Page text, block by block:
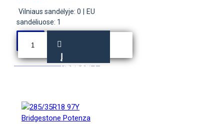
Vilniaus sandėlyje: 0
EU
sandėliuose: 1
Į
KREPŠELĮ